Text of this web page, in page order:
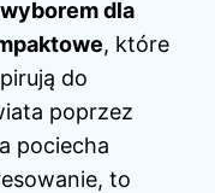
dla
, które
do
poprzez
pociecha
to